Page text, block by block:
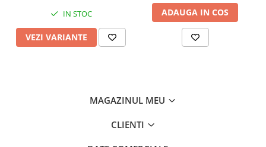
IN STOC
VEZI VARIANTE
ADAUGA IN COS
MAGAZINUL MEU
CLIENTI